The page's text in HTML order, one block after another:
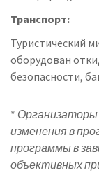
Транспорт:
Туристический
оборудован
безопасности,
* Организаторы
изменения в
программы в
объективных